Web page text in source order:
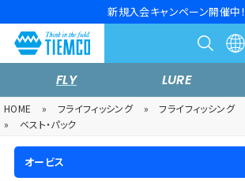
新規入会キャンペーン開催中！
FLY LURE
HOME » フライフィッシング » フライフィッシング
»
ベスト・パック
オービス